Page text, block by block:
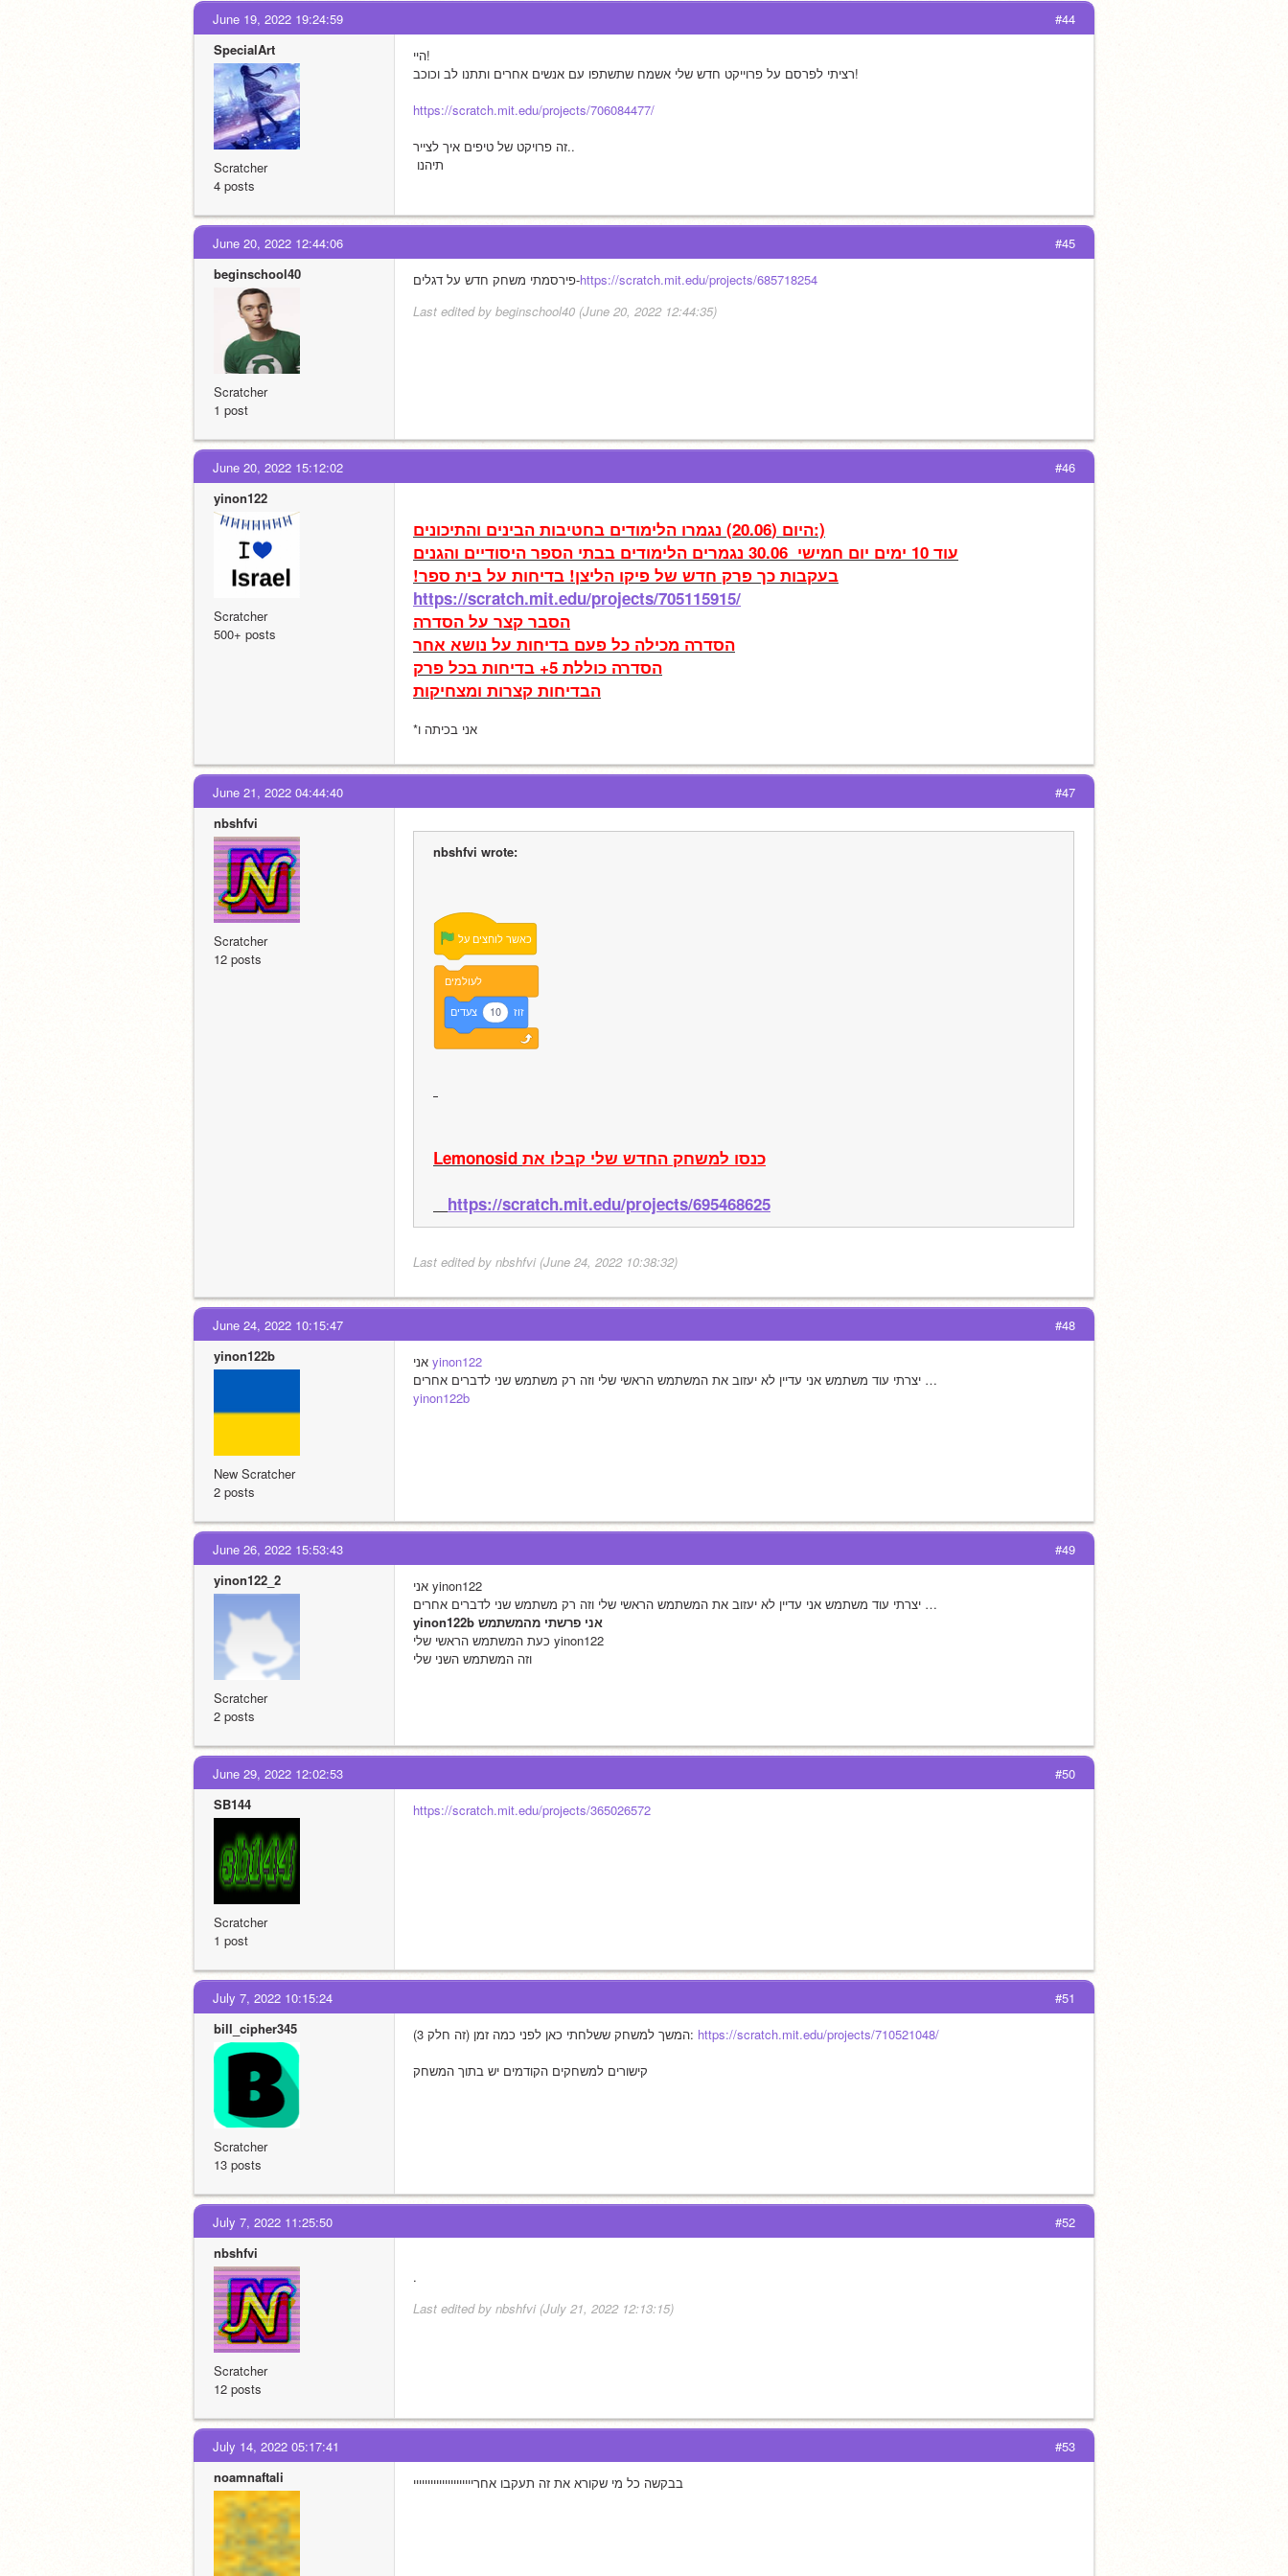
#44
June 19, 2022 19:24:59
SpecialArt
Scratcher
4 posts
היי!
רציתי לפרסם על פרוייקט חדש שלי אשמח שתשתפו עם אנשים אחרים ותתנו לב וכוכב!
https://scratch.mit.edu/projects/706084477/
זה פרויקט של טיפים איך לצייר..
תיהנו
#45
June 20, 2022 12:44:06
beginschool40
Scratcher
1 post
פירסמתי משחק חדש על דגלים-https://scratch.mit.edu/projects/685718254
Last edited by beginschool40 (June 20, 2022 12:44:35)
#46
June 20, 2022 15:12:02
yinon122
Scratcher
500+ posts
היום (20.06) נגמרו הלימודים בחטיבות הבינים והתיכונים:)
עוד 10 ימים יום חמישי  30.06 נגמרים הלימודים בבתי הספר היסודיים והגנים
!בעקבות כך פרק חדש של פיקו הליצן! בדיחות על בית ספר
https://scratch.mit.edu/projects/705115915/
הסבר קצר על הסדרה
הסדרה מכילה כל פעם בדיחות על נושא אחר
הסדרה כוללת 5+ בדיחות בכל פרק
הבדיחות קצרות ומצחיקות
*אני בכיתה ו
#47
June 21, 2022 04:44:40
nbshfvi
Scratcher
12 posts
nbshfvi wrote:
על לוחצים כאשר
לעולמים
צעדים 10 זוז
Lemonosid כנסו למשחק החדש שלי קבלו את
https://scratch.mit.edu/projects/695468625
Last edited by nbshfvi (June 24, 2022 10:38:32)
#48
June 24, 2022 10:15:47
yinon122b
New Scratcher
2 posts
yinon122
יצרתי עוד משתמש אני עדיין לא יעזוב את המשתמש הראשי שלי וזה רק משתמש שני לדברים אחרים …
yinon122b
#49
June 26, 2022 15:53:43
yinon122_2
Scratcher
2 posts
אני yinon122
יצרתי עוד משתמש אני עדיין לא יעזוב את המשתמש הראשי שלי וזה רק משתמש שני לדברים אחרים …
yinon122b אני פרשתי מהמשתמש
כעת המשתמש הראשי שלי yinon122
וזה המשתמש השני שלי
#50
June 29, 2022 12:02:53
SB144
Scratcher
1 post
https://scratch.mit.edu/projects/365026572
#51
July 7, 2022 10:15:24
bill_cipher345
Scratcher
13 posts
המשך למשחק ששלחתי כאן לפני כמה זמן (זה חלק 3): https://scratch.mit.edu/projects/710521048/
קישורים למשחקים הקודמים יש בתוך המשחק
#52
July 7, 2022 11:25:50
nbshfvi
Scratcher
12 posts
.
Last edited by nbshfvi (July 21, 2022 12:13:15)
#53
July 14, 2022 05:17:41
noamnaftali
בבקשה כל מי שקורא את זה תעקבו אחרייייייייייייייייייייי